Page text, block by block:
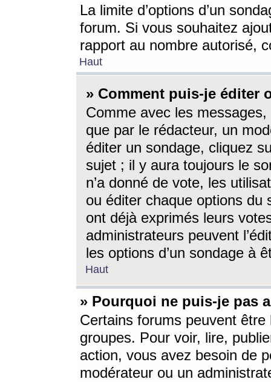
La limite d’options d’un
forum. Si vous souhaitez
rapport au nombre autorisé,
Haut
» Comment puis-je éditer
Comme avec les
que par le rédacteur, un
éditer un sondage, cliquez
sujet ; il y aura toujours le
n’a donné de vote, les
ou éditer chaque options du
ont déjà exprimés leurs
administrateurs peuvent
les options d’un sondage à
Haut
» Pourquoi ne puis-je pas
Certains forums peuvent être
groupes. Pour voir, lire,
action, vous avez besoin de
modérateur ou un